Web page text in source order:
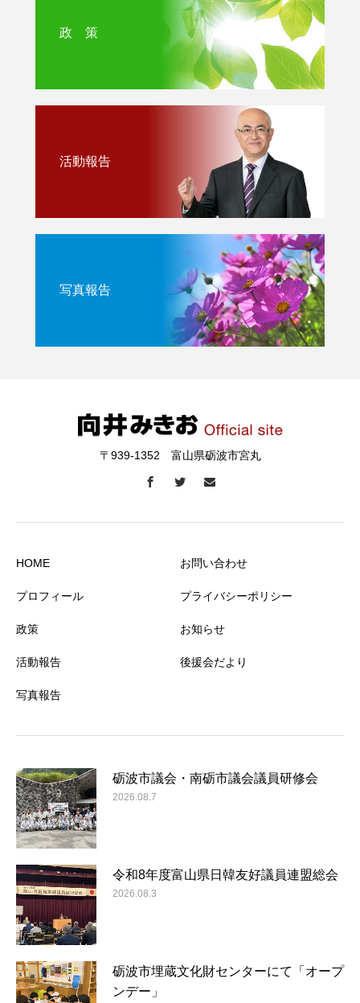
政 策
活動報告
写真報告
〒939-1352 富山県砺波市宮丸
HOME
プロフィール
政策
活動報告
写真報告
お問い合わせ
プライバシーポリシー
お知らせ
後援会だより
砺波市議会・南砺市議会議員研修会
2026.08.7
令和8年度富山県日韓友好議員連盟総会
2026.08.3
砺波市埋蔵文化財センターにて「オープ
ンデー」